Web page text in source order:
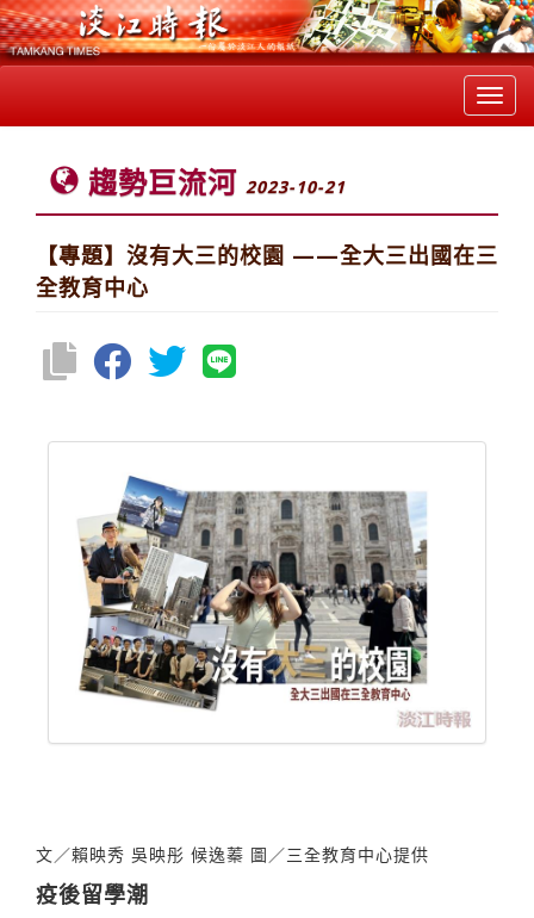
趨勢巨流河 2023-10-21
【專題】沒有大三的校園 ——全大三出國在三
全教育中心
文／賴映秀 吳映彤 候逸蓁 圖／三全教育中心提供
疫後留學潮